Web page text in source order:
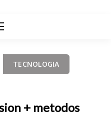
TECNOLOGIA
+ metodos